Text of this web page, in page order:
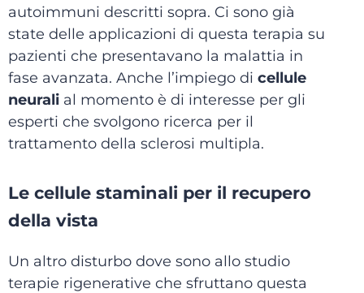
autoimmuni descritti sopra. Ci sono già
state delle applicazioni di questa terapia su
pazienti che presentavano la malattia in
fase avanzata. Anche l’impiego di cellule
neurali al momento è di interesse per gli
esperti che svolgono ricerca per il
trattamento della sclerosi multipla.
Le cellule staminali per il recupero
della vista
Un altro disturbo dove sono allo studio
terapie rigenerative che sfruttano questa